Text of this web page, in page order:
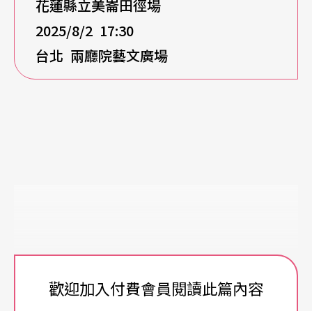
花蓮縣立美崙田徑場
2025/8/2 17:30
台北 兩廳院藝文廣場
歡迎加入付費會員閱讀此篇內容